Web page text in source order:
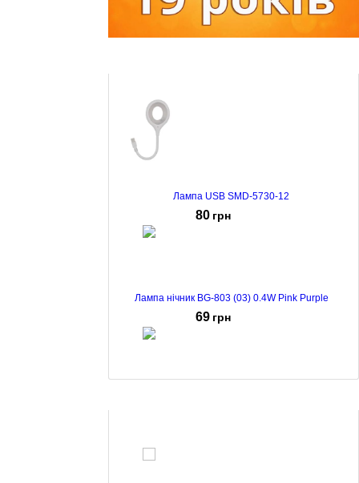
Лампа USB SMD-5730-12
80 грн
Лампа нічник BG-803 (03) 0.4W Pink Purple
69 грн